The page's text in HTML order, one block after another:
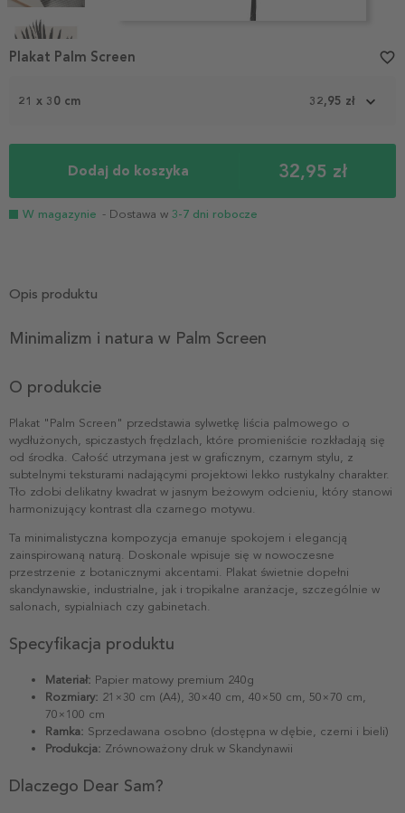
1
21 x 30 cm 32,95 zł
Dodaj do koszyka 32,95 zł
W magazynie - Dostawa w 3-7 dni robocze
Plakat Palm Screen favorite_border
Opis produktu
Minimalizm i natura w Palm Screen
O produkcie
Plakat "Palm Screen" przedstawia sylwetkę liścia palmowego o
wydłużonych, spiczastych frędzlach, które promieniście rozkładają się
od środka. Całość utrzymana jest w graficznym, czarnym stylu, z
subtelnymi teksturami nadającymi projektowi lekko rustykalny charakter.
Tło zdobi delikatny kwadrat w jasnym beżowym odcieniu, który stanowi
harmonizujący kontrast dla czarnego motywu.
Ta minimalistyczna kompozycja emanuje spokojem i elegancją
zainspirowaną naturą. Doskonale wpisuje się w nowoczesne
przestrzenie z botanicznymi akcentami. Plakat świetnie dopełni
skandynawskie, industrialne, jak i tropikalne aranżacje, szczególnie w
salonach, sypialniach czy gabinetach.
Specyfikacja produktu
Materiał: Papier matowy premium 240g
Rozmiary: 21×30 cm (A4), 30×40 cm, 40×50 cm, 50×70 cm,
70×100 cm
Ramka: Sprzedawana osobno (dostępna w dębie, czerni i bieli)
Produkcja: Zrównoważony druk w Skandynawii
Dlaczego Dear Sam?